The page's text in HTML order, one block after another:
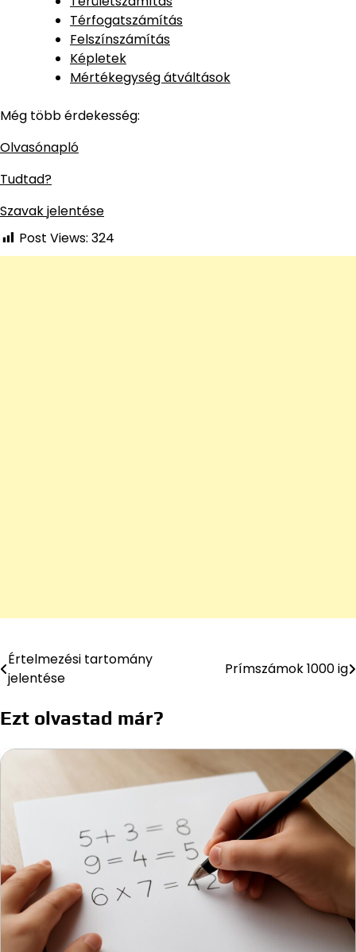
Térfogatszámítás
Felszínszámítás
Képletek
Mértékegység átváltások
Még több érdekesség:
Olvasónapló
Tudtad?
Szavak jelentése
Post Views: 324
Bejegyzés
navigáció
Értelmezési tartomány
jelentése
Prímszámok 1000 ig
Ezt olvastad már?